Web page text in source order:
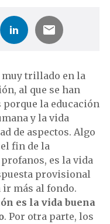
muy trillado en la
al que se han
porque la educación
y la vida
de aspectos. Algo
fin de la
es la vida
provisional
ir más al fondo.
es la vida buena
. Por otra parte, los